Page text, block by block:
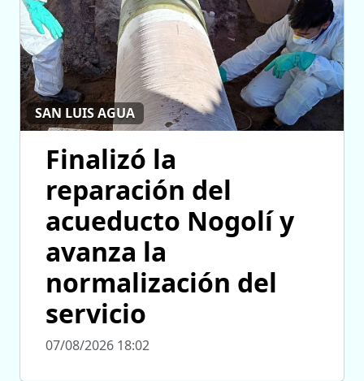
SAN LUIS AGUA
Finalizó la
reparación del
acueducto Nogolí y
avanza la
normalización del
servicio
07/08/2026 18:02